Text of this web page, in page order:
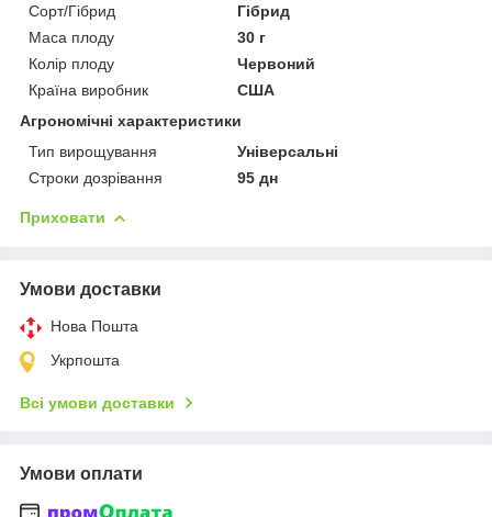
Сорт/Гібрид
Гібрид
Маса плоду
30 г
Колір плоду
Червоний
Країна виробник
США
Агрономічні характеристики
Тип вирощування
Універсальні
Строки дозрівання
95 дн
Приховати
Умови доставки
Нова Пошта
Укрпошта
Всі умови доставки
Умови оплати